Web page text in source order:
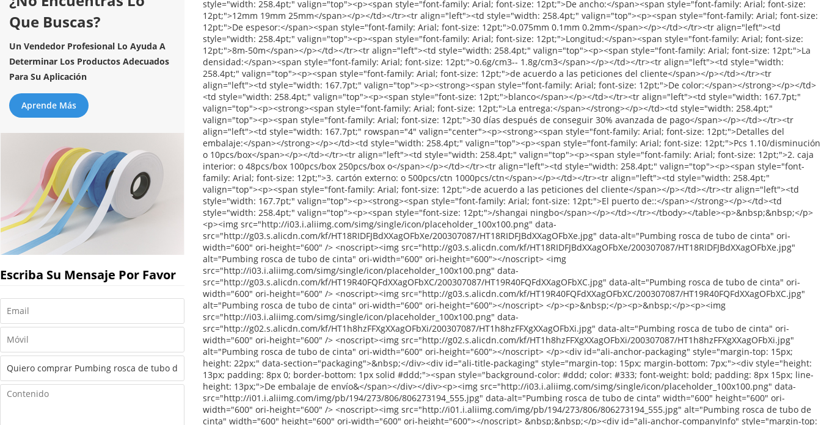
Que Buscas?
Un Vendedor Profesional Lo Ayuda A
Determinar Los Productos Adecuados
Para Su Aplicación
Aprende Más
Escriba Su Mensaje Por Favor